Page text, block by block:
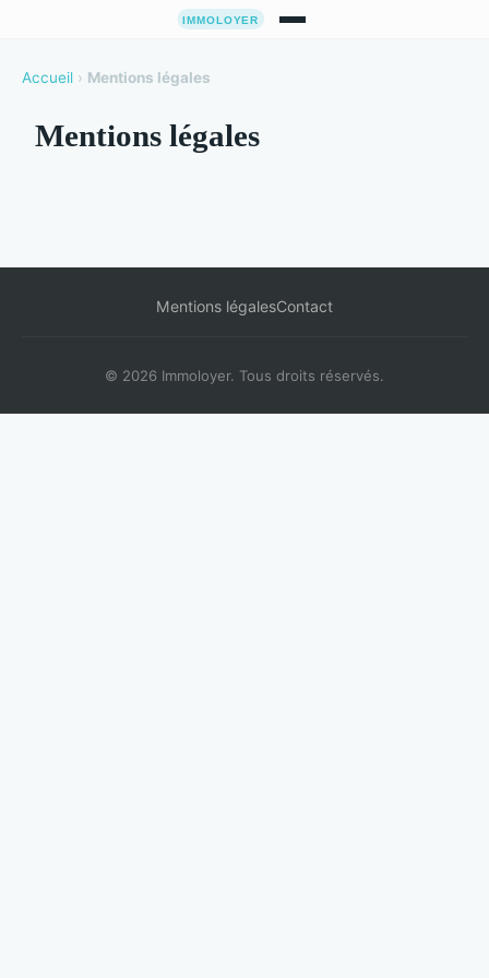
Accueil › Mentions légales
Mentions légales
Mentions légalesContact
© 2026 Immoloyer. Tous droits réservés.